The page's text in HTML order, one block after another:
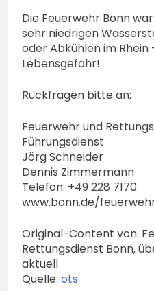
Die Feuerwehr Bonn
sehr niedrigen
oder Abkühlen im Rhein
Lebensgefahr!
Rückfragen bitte an:
Feuerwehr und
Führungsdienst
Jörg Schneider
Dennis Zimmermann
Telefon: +49 228 7170
www.bonn.de/
Original-Content von:
Rettungsdienst Bonn,
aktuell
Quelle: ots